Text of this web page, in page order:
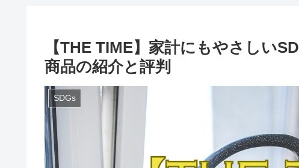
【THE TIME】家計にもやさしい
商品の紹介と評判
SDGs